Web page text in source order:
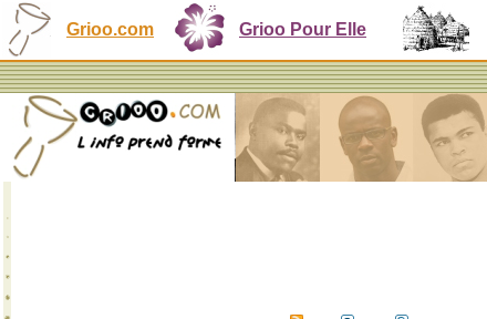
Grioo.com Grioo Pour Elle